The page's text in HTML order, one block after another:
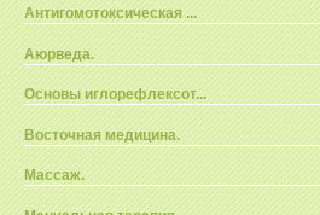
Антигомотоксическая ...
Аюрведа.
Основы иглорефлексот...
Восточная медицина.
Массаж.